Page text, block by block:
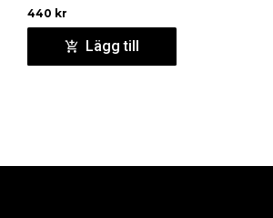
440 kr
Lägg till